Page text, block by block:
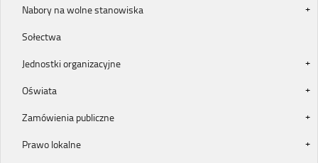
Nabory na wolne stanowiska
Sołectwa
Jednostki organizacyjne
Oświata
Zamówienia publiczne
Prawo lokalne